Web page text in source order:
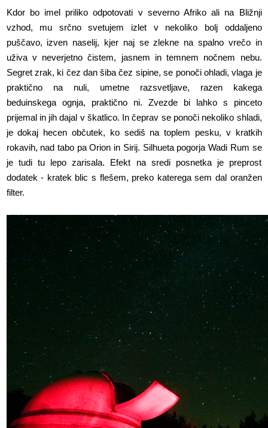
Kdor bo imel priliko odpotovati v severno Afriko ali na Bližnji
vzhod, mu srčno svetujem izlet v nekoliko bolj oddaljeno
puščavo, izven naselij, kjer naj se zlekne na spalno vrečo in
uživa v neverjetno čistem, jasnem in temnem nočnem nebu.
Segret zrak, ki čez dan šiba čez sipine, se ponoči ohladi, vlaga je
praktično na nuli, umetne razsvetljave, razen kakega
beduinskega ognja, praktično ni. Zvezde bi lahko s pinceto
prijemal in jih dajal v škatlico. In čeprav se ponoči nekoliko shladi,
je dokaj hecen občutek, ko sediš na toplem pesku, v kratkih
rokavih, nad tabo pa Orion in Sirij. Silhueta pogorja Wadi Rum se
je tudi tu lepo zarisala. Efekt na sredi posnetka je preprost
dodatek - kratek blic s flešem, preko katerega sem dal oranžen
filter.